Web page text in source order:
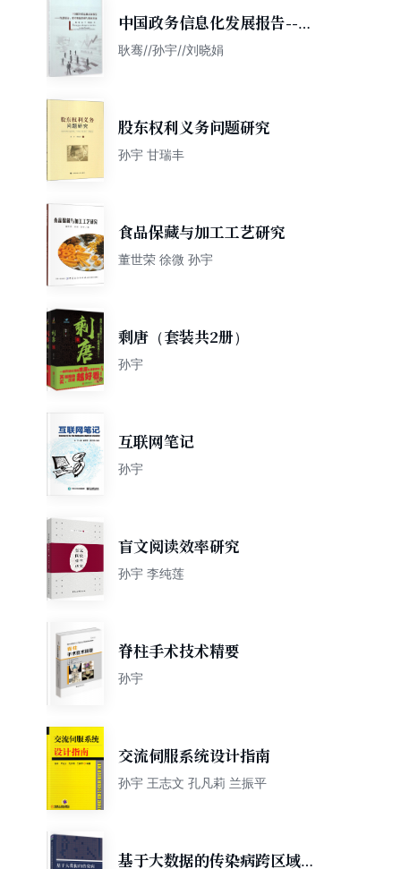
中国政务信息化发展报告--智
慧政府政府数据治理与数据开
耿骞//孙宇//刘晓娟
股东权利义务问题研究
孙宇 甘瑞丰
食品保藏与加工工艺研究
董世荣 徐微 孙宇
剩唐（套装共2册）
孙宇
互联网笔记
孙宇
盲文阅读效率研究
孙宇 李纯莲
脊柱手术技术精要
孙宇
交流伺服系统设计指南
孙宇 王志文 孔凡莉 兰振平
基于大数据的传染病跨区域传